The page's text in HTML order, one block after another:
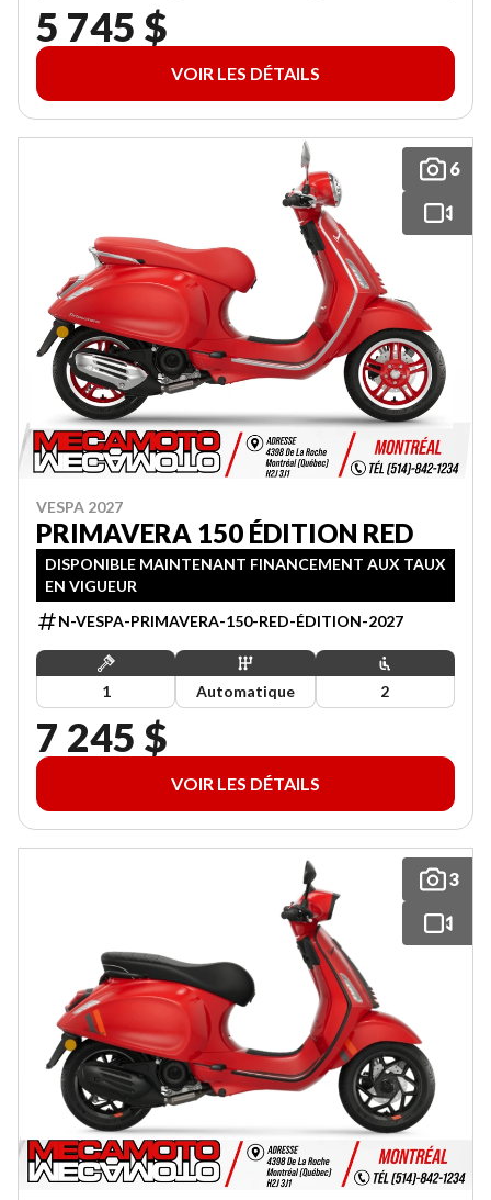
5 745 $
VOIR LES DÉTAILS
6
VESPA 2027
PRIMAVERA 150 ÉDITION RED
DISPONIBLE MAINTENANT FINANCEMENT AUX TAUX
EN VIGUEUR
N-VESPA-PRIMAVERA-150-RED-ÉDITION-2027
1 Automatique 2
7 245 $
VOIR LES DÉTAILS
3